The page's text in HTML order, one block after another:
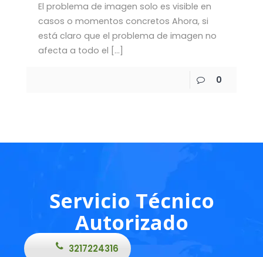
El problema de imagen solo es visible en
casos o momentos concretos Ahora, si
está claro que el problema de imagen no
afecta a todo el […]
0
Servicio Técnico
Autorizado
3217224316